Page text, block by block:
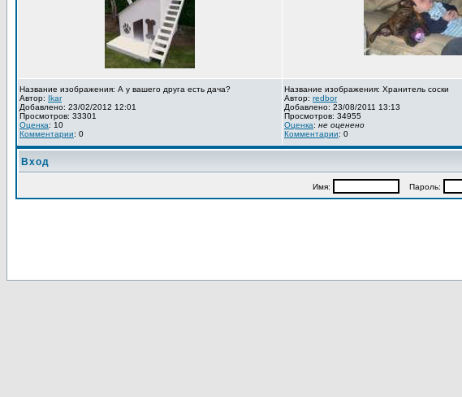
Название изображения: А у вашего друга есть дача?
Автор: Ikar
Добавлено: 23/02/2012 12:01
Просмотров: 33301
Оценка: 10
Комментарии: 0
Название изображения: Хранитель соски
Автор: redbor
Добавлено: 23/08/2011 13:13
Просмотров: 34955
Оценка: не оценено
Комментарии: 0
Вход
Имя: Пароль: